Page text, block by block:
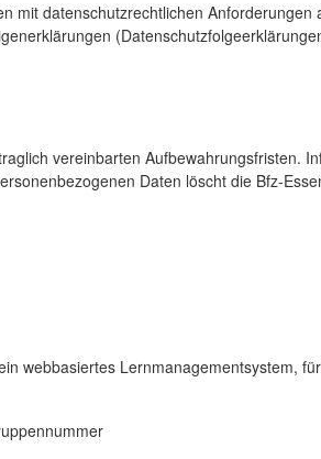
mit datenschutzrechtlichen
vereinbarten Aufbewahrungsfristen.
Daten löscht die Bfz-
webbasiertes Lernmanagementsystem,